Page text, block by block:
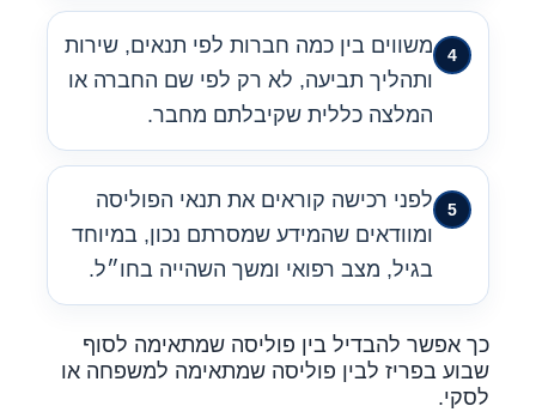
משווים בין כמה חברות לפי תנאים, שירות
ותהליך תביעה, לא רק לפי שם החברה או
המלצה כללית שקיבלתם מחבר.
לפני רכישה קוראים את תנאי הפוליסה
ומוודאים שהמידע שמסרתם נכון, במיוחד
בגיל, מצב רפואי ומשך השהייה בחו״ל.
כך אפשר להבדיל בין פוליסה שמתאימה לסוף
שבוע בפריז לבין פוליסה שמתאימה למשפחה או
לסקי.